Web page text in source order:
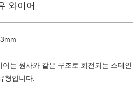
와이어
는 원사와 같은 구조로 회전되는 스테인
형입니다.